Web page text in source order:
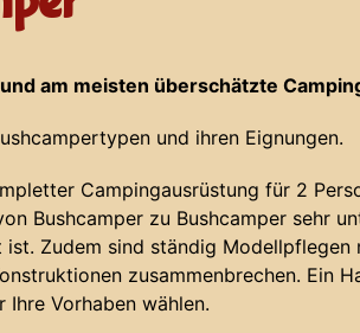
am meisten überschätzte
und ihren Eignungen.
Campingausrüstung für 2
Bushcamper zu Bushcamper sehr
Zudem sind ständig Modellpflegen
zusammenbrechen. Ein
Vorhaben wählen.